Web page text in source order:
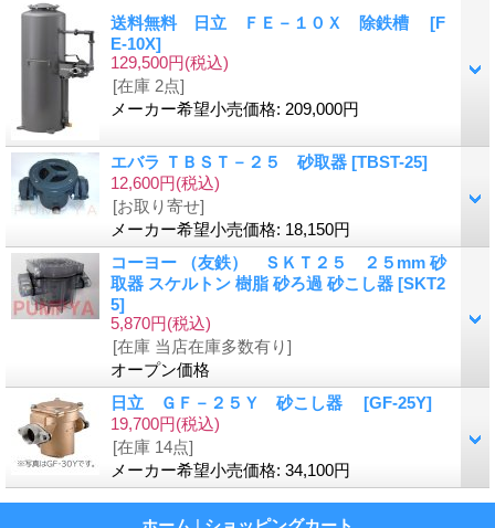
送料無料 日立 ＦＥ－１０Ｘ 除鉄槽 [F
E-10X]
129,500円(税込)
[在庫 2点]
メーカー希望小売価格: 209,000円
エバラ ＴＢＳＴ－２５ 砂取器 [TBST-25]
12,600円(税込)
[お取り寄せ]
メーカー希望小売価格: 18,150円
コーヨー （友鉄） ＳＫＴ２５ ２５mm 砂
取器 スケルトン 樹脂 砂ろ過 砂こし器 [SKT2
5]
5,870円(税込)
[在庫 当店在庫多数有り]
オープン価格
日立 ＧＦ－２５Ｙ 砂こし器 [GF-25Y]
19,700円(税込)
[在庫 14点]
メーカー希望小売価格: 34,100円